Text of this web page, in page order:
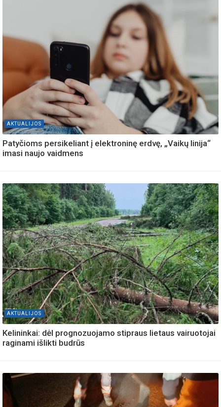
AKTUALIJOS
Patyčioms persikeliant į elektroninę erdvę, „Vaikų linija“
imasi naujo vaidmens
AKTUALIJOS
Kelininkai: dėl prognozuojamo stipraus lietaus vairuotojai
raginami išlikti budrūs